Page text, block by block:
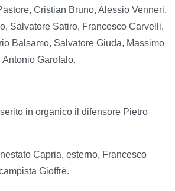
Cristian Bruno, Alessio Venneri,
Salvatore Satiro, Francesco Carvelli,
Balsamo, Salvatore Giuda, Massimo
Garofalo.
in organico il difensore Pietro
Capria, esterno, Francesco
Gioffrè.